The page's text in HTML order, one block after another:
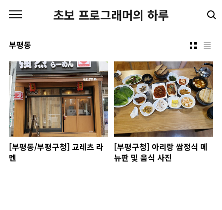
초보 프로그래머의 하루
부평동
[부평동/부평구청] 교레츠 라
멘
[부평구청] 아리랑 쌈정식 메
뉴판 및 음식 사진